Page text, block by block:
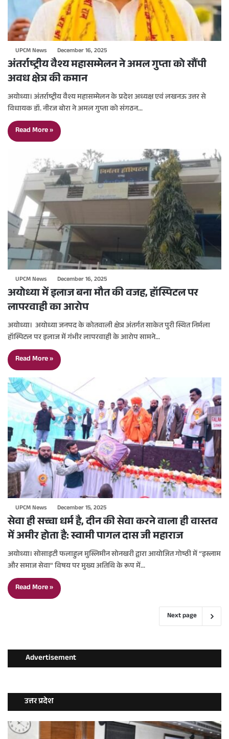
UPCM News December 16, 2025
अंतर्राष्ट्रीय वैश्य महासम्मेलन ने अमल गुप्ता को सौंपी
अवध क्षेत्र की कमान
अयोध्या। अंतर्राष्ट्रीय वैश्य महासम्मेलन के प्रदेश अध्यक्ष एवं लखनऊ उत्तर से
विधायक डॉ. नीरज बोरा ने अमल गुप्ता को संगठन…
Read More »
UPCM News December 16, 2025
अयोध्या में इलाज बना मौत की वजह, हॉस्पिटल पर
लापरवाही का आरोप
अयोध्या। अयोध्या जनपद के कोतवाली क्षेत्र अंतर्गत साकेत पुरी स्थित निर्मला
हॉस्पिटल पर इलाज में गंभीर लापरवाही के आरोप सामने…
Read More »
UPCM News December 15, 2025
सेवा ही सच्चा धर्म है, दीन की सेवा करने वाला ही वास्तव
में अमीर होता है: स्वामी पागल दास जी महाराज
अयोध्या। सोसाइटी फलाहुल मुस्लिमीन सोनखरी द्वारा आयोजित गोष्ठी में “इस्लाम
और समाज सेवा” विषय पर मुख्य अतिथि के रूप में…
Read More »
Next page
Advertisement
उत्तर प्रदेश